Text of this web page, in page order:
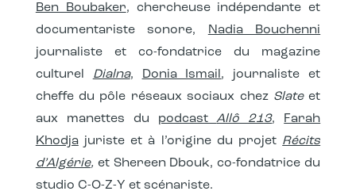
Ben Boubaker, chercheuse indépendante et
documentariste sonore,
Nadia Bouchenni
journaliste et co-fondatrice du magazine
culturel Dialna, Donia Ismail , journaliste et
cheffe du pôle réseaux sociaux chez Slateet
aux manettes du podcastAllô 213,
Farah
Khodjajuriste et à l’origine du projet Récits
d’Algérie, et Shereen Dbouk, co-fondatrice du
studio C-O-Z-Y et scénariste.